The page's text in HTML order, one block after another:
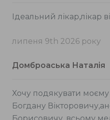
Ідеальний лікар,лікар
липеня 9th 2026 року
Домброаська Наталія
Хочу подякувати
Богдану